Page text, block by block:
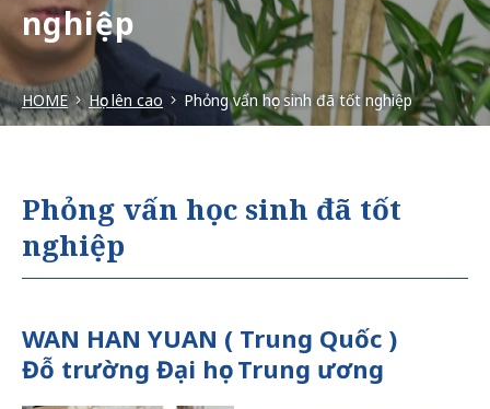
English
中文（简体）
nghiệp
HOME Học lên cao Phỏng vấn học sinh đã tốt nghiệp
Phỏng vấn học sinh đã tốt
nghiệp
WAN HAN YUAN ( Trung Quốc )
Đỗ trường Đại học Trung ương